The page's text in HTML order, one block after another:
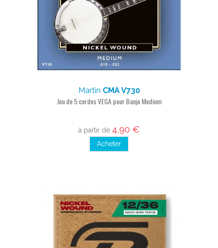
Martin CMA V730
Jeu de 5 cordes VEGA pour Banjo Medium
à partir de 4,90 €
Acheter